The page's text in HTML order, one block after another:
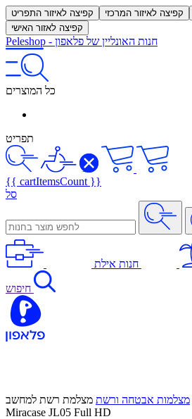
קפיצה לאיזור התפריט קפיצה לאיזור המרכזי
קפיצה לאזור האישי
Peleshop - חנות האונליין של פלאפון
כל המוצרים
תפריט
{{ cartItemsCount }}
סל
חנות אילת
חיפוש
מצלמות אבטחה ורשת מצלמת רשת למחשב
Miracase JL05 Full HD